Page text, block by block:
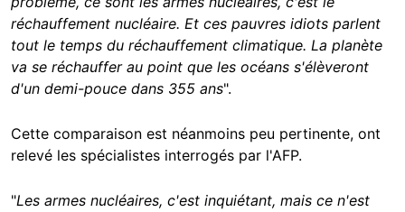
réchauffement nucléaire. Et ces pauvres idiots parlent
tout le temps du réchauffement climatique. La planète
va se réchauffer au point que les océans s'élèveront
d'un demi-pouce dans 355 ans".
Cette comparaison est néanmoins peu pertinente, ont
relevé les spécialistes interrogés par l'AFP.
"Les armes nucléaires, c'est inquiétant, mais ce n'est